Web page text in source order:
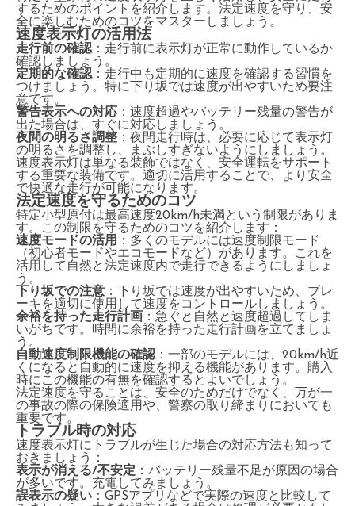
するためのポイントを紹介します。法定速度を守り、安
全に楽しむためのコツをマスターしましょう。
速度表示灯の活用法
走行前の確認：走行前に表示灯が正常に動作しているか
確認しましょう。
定期的な確認：走行中も定期的に速度を確認する習慣を
つけましょう。特に下り坂では速度が出やすいため要注
意です。
警告表示への対応 ：速度超過やバッテリー残量の警告が
出た場合は、すぐに対応しましょう。
夜間の明るさ調整 ：夜間走行時は、必要に応じて表示灯
の明るさを調整し、まぶしすぎないようにしましょう。
速度表示灯は単なる装飾ではなく、安全運転をサポート
する重要な装備です。適切に活用することで、より安全
で快適な走行が可能になります。
法定速度を守るためのコツ
特定小型原付は最高速度20km/h未満という制限がありま
す。この制限を守るためのコツを紹介します：
速度モードの活用
：多くのモデルには速度制限モード
（初心者モードやエコモードなど）があります。これを
活用して自然と法定速度内で走行できるようにしましょ
う。
下り坂での注意 ：下り坂では速度が出やすいため、ブレ
ーキを適切に使用して速度をコントロールしましょう。
余裕を持った走行計画 ：急ぐと自然と速度超過してしま
いがちです。時間に余裕を持った走行計画を立てましょ
う。
自動速度制限機能の確認：一部のモデルには、20km/h近
くになると自動的に速度を抑える機能があります。購入
時にこの機能の有無を確認するとよいでしょう。
法定速度を守ることは、安全のためだけでなく、万が一
の事故の際の保険適用や、警察の取り締まりにおいても
重要です。
トラブル時の対応
速度表示灯にトラブルが生じた場合の対応方法も知って
おきましょう：
表示が消える/不安定 ：バッテリー残量不足が原因の場合
が多いです。充電してみましょう。
誤表示の疑い ：GPSアプリなどで実際の速度と比較して